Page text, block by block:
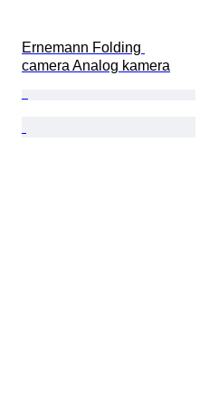
Ernemann Folding
camera Analog kamera